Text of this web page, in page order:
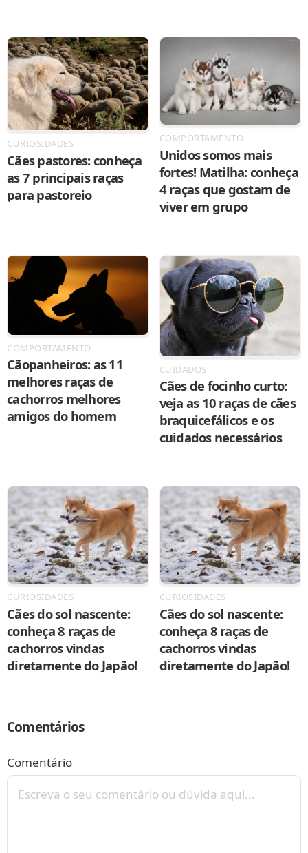
CURIOSIDADES
Cães pastores: conheça
as 7 principais raças
para pastoreio
COMPORTAMENTO
Unidos somos mais
fortes! Matilha: conheça
4 raças que gostam de
viver em grupo
COMPORTAMENTO
Cãopanheiros: as 11
melhores raças de
cachorros melhores
amigos do homem
CUIDADOS
Cães de focinho curto:
veja as 10 raças de cães
braquicefálicos e os
cuidados necessários
CURIOSIDADES
Cães do sol nascente:
conheça 8 raças de
cachorros vindas
diretamente do Japão!
CURIOSIDADES
Cães do sol nascente:
conheça 8 raças de
cachorros vindas
diretamente do Japão!
Comentários
Comentário